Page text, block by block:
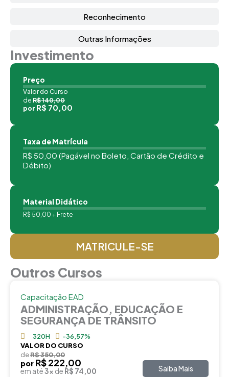
Reconhecimento
Outras Informações
Investimento
Preço
Valor do Curso
de R$ 140,00
por R$ 70,00
Taxa de Matrícula
R$ 50,00 (Pagável no Boleto, Cartão de Crédito e
Débito)
Material Didático
R$ 50,00 + Frete
MATRICULE-SE
Outros Cursos
Capacitação EAD
ADMINISTRAÇÃO, EDUCAÇÃO E
SEGURANÇA DE TRÂNSITO
320H -36,57%
VALOR DO CURSO
deR$ 350,00
por R$ 222,00
em até3x de R$ 74,00 Saiba Mais